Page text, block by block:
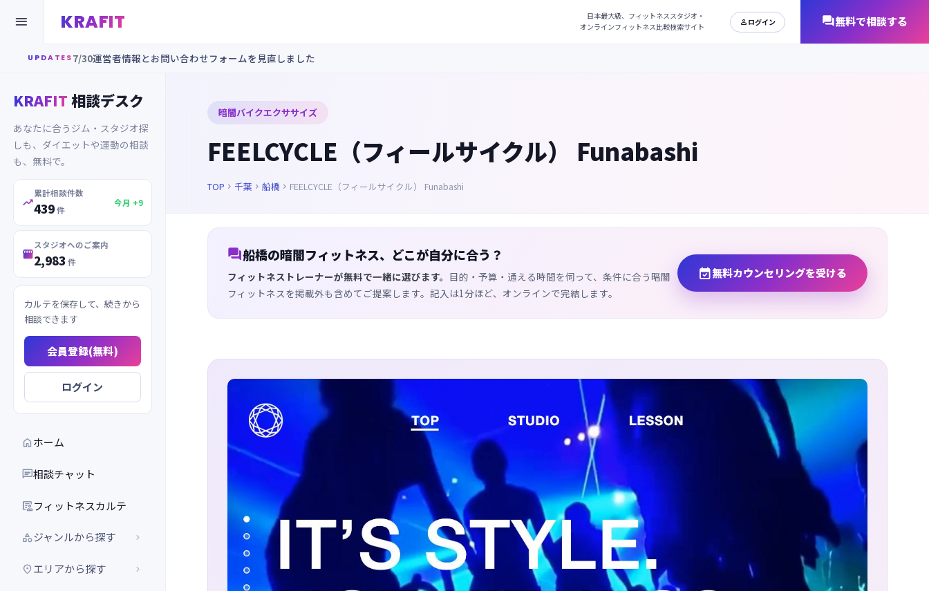
KRAFIT 日本最大級、フィットネススタジオ・
オンラインフィットネス比較検索サイト

UPDATES 7/30運営者情報とお問い合わせフォームを見直しました
KRAFIT 相談デスク
あなたに合うジム・スタジオ探
しも、ダイエットや運動の相談
も、無料で。

累計相談件数
439件
今月 +9

スタジオへのご案内
2,983 件
カルテを保存して、続きから
相談できます
会員登録(無料)
ログイン
ホーム
相談チャット
フィットネスカルテ
ジャンルから探す 
エリアから探す 
暗闇バイクエクササイズ
FEELCYCLE（フィールサイクル） Funabashi
TOP  千葉  船橋  FEELCYCLE（フィールサイクル） Funabashi
船橋の暗闇フィットネス、どこが自分に合う？
フィットネストレーナーが無料で一緒に選びます。 目的・予算・通える時間を伺って、条件に合う暗闇
フィットネスを掲載外も含めてご提案します。記入は1分ほど、オンラインで完結します。
無料カウンセリングを受ける